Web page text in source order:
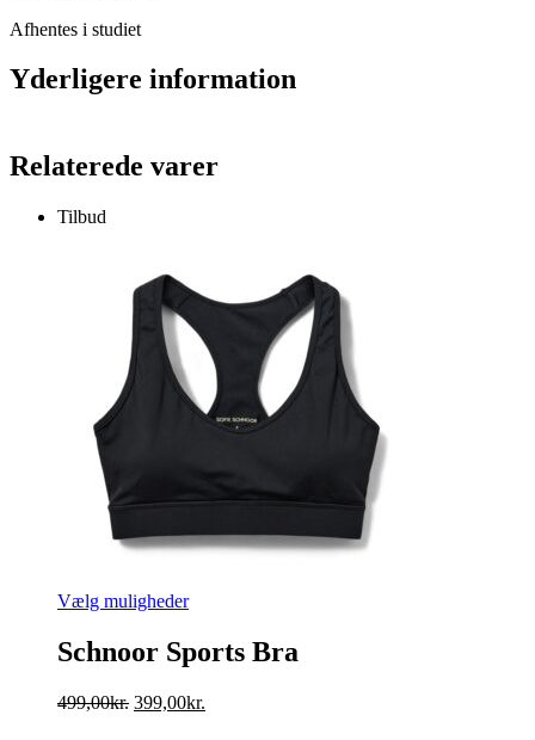
Afhentes i studiet
Yderligere information
Relaterede varer
Tilbud
Vælg muligheder
Schnoor Sports Bra
499,00kr. Den
399,00kr.